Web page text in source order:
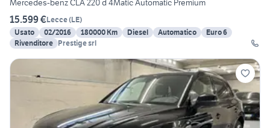
Mercedes-benz CLA 220 d 4Matic Automatic Premium
15.599 €Lecce(LE)
Usato
02/2016 180000 Km Diesel Automatico
Euro 6
Rivenditore Prestige srl